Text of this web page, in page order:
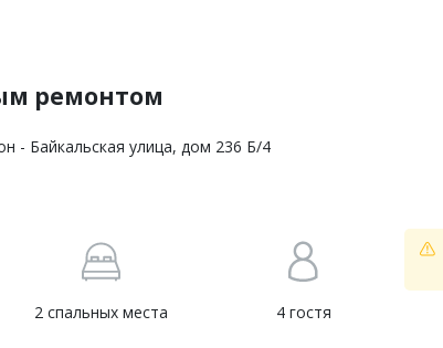
ремонтом
- Байкальская улица, дом 236 Б/4
2 спальных места 4 гостя